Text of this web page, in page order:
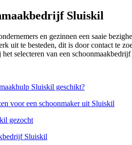
Sluiskil
en gezinnen een saaie
uit te besteden, dit is door contact te
selecteren van een
Sluiskil geschikt?
voor een schoonmaker uit Sluiskil
gezocht
Sluiskil